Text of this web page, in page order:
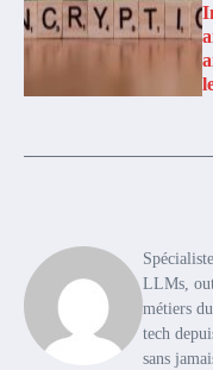
LLMs,
métiers
tech
sans